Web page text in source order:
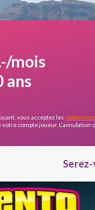
mois
ans
vous acceptez les
compte joueur. L’annulation